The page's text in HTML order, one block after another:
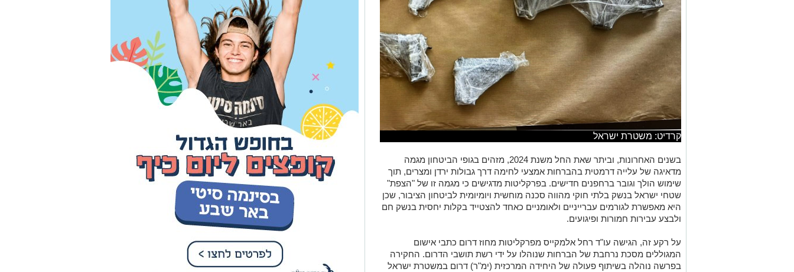
קרדיט: משטרת ישראל
בשנים האחרונות, וביתר שאת החל משנת 2024, מזהים בגופי הביטחון מגמה
מדאיגה של עלייה דרמטית בהברחות אמצעי לחימה דרך גבולות ירדן ומצרים, תוך
שימוש הולך וגובר ברחפנים חדישים. בפרקליטות מדגישים כי מגמה זו של "הצפת"
שטחי ישראל בנשק בלתי חוקי מהווה סכנה מוחשית ויומיומית לביטחון הציבור, שכן
היא מאפשרת לגורמים עברייניים ולאומניים כאחד להצטייד בקלות יחסית בנשק חם
ולבצע עבירות חמורות ופיגועים.
על רקע זה, הגישה עו"ד רחל אלמקייס מפרקליטות מחוז דרום כתבי אישום
המגוללים מסכת נרחבת של הברחות שנוהלו על ידי רשת תושבי הדרום. החקירה
בפרשה נוהלה בשיתוף פעולה של היחידה המרכזית (ימ"ר) דרום במשטרת ישראל